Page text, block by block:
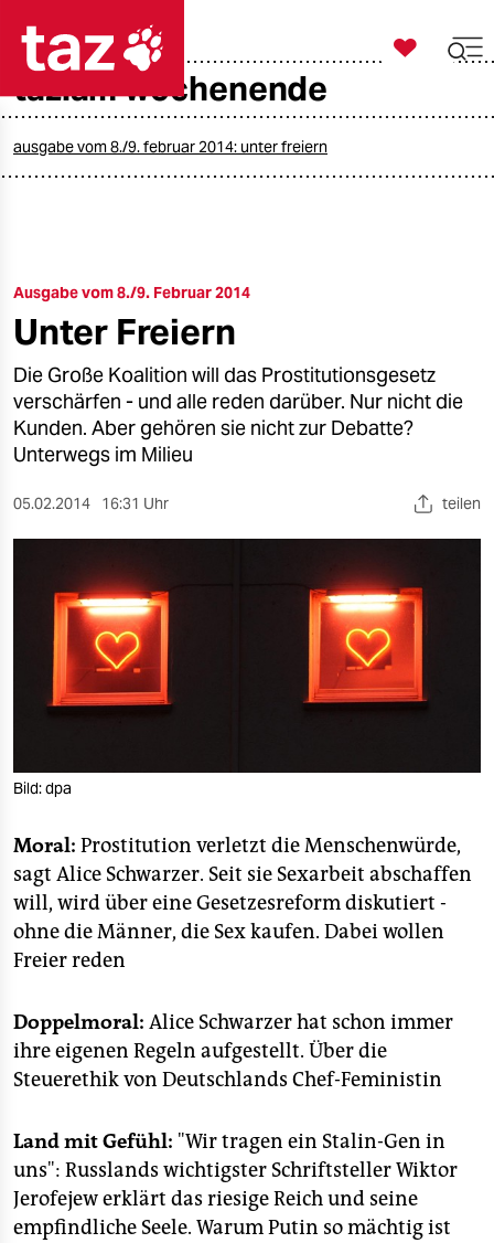
taz zahl ich
öko
gesellschaft
kultur
sport
berlin
nord
wahrheit
verlag
verlag
shop
unterstützen
abo
genossenschaft

taz zahl ich
taz.am wochenende
ausgabe vom 8./9. februar 2014: unter freiern
Ausgabe vom 8./9. Februar 2014
Unter Freiern
Die Große Koalition will das Prostitutionsgesetz
verschärfen - und alle reden darüber. Nur nicht die
Kunden. Aber gehören sie nicht zur Debatte?
Unterwegs im Milieu
05.02.2014 16:31 Uhr teilen
Bild: dpa
Moral: Prostitution verletzt die Menschenwürde,
sagt Alice Schwarzer. Seit sie Sexarbeit abschaffen
will, wird über eine Gesetzesreform diskutiert -
ohne die Männer, die Sex kaufen. Dabei wollen
Freier reden
Doppelmoral: Alice Schwarzer hat schon immer
ihre eigenen Regeln aufgestellt. Über die
Steuerethik von Deutschlands Chef-Feministin
Land mit Gefühl: "Wir tragen ein Stalin-Gen in
uns": Russlands wichtigster Schriftsteller Wiktor
Jerofejew erklärt das riesige Reich und seine
empfindliche Seele. Warum Putin so mächtig ist